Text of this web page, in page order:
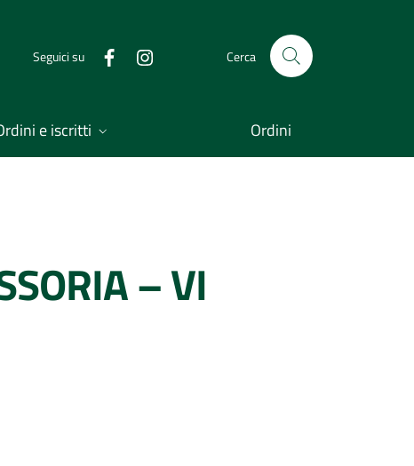
Seguici su Cerca
e iscritti Ordini
– VI